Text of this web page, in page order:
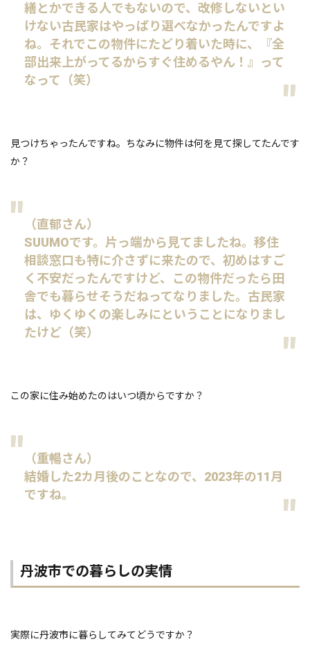
繕とかできる人でもないので、改修しないとい
けない古民家はやっぱり選べなかったんですよ
ね。それでこの物件にたどり着いた時に、『全
部出来上がってるからすぐ住めるやん！』って
なって（笑）
見つけちゃったんですね。ちなみに物件は何を見て探してたんです
か？
（直郁さん）
SUUMOです。片っ端から見てましたね。移住
相談窓口も特に介さずに来たので、初めはすご
く不安だったんですけど、この物件だったら田
舎でも暮らせそうだねってなりました。古民家
は、ゆくゆくの楽しみにということになりまし
たけど（笑）
この家に住み始めたのはいつ頃からですか？
（重暢さん）
結婚した2カ月後のことなので、2023年の11月
ですね。
丹波市での暮らしの実情
実際に丹波市に暮らしてみてどうですか？